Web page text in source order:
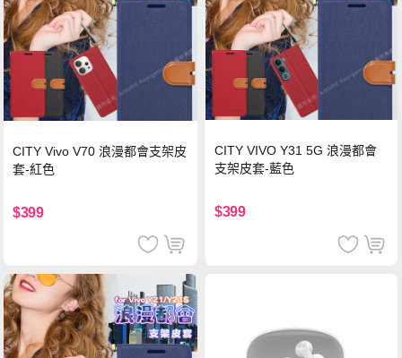
CITY Vivo V70 浪漫都會支架皮
套-紅色
$399
CITY VIVO Y31 5G 浪漫都會
支架皮套-藍色
$399